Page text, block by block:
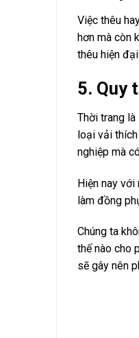
Việc thêu
hơn mà còn
thêu hiện
5. Quy
Thời trang là
loại vải
nghiệp mà
Hiện nay
làm đồng
Chúng ta
thế nào cho
sẽ gây nên